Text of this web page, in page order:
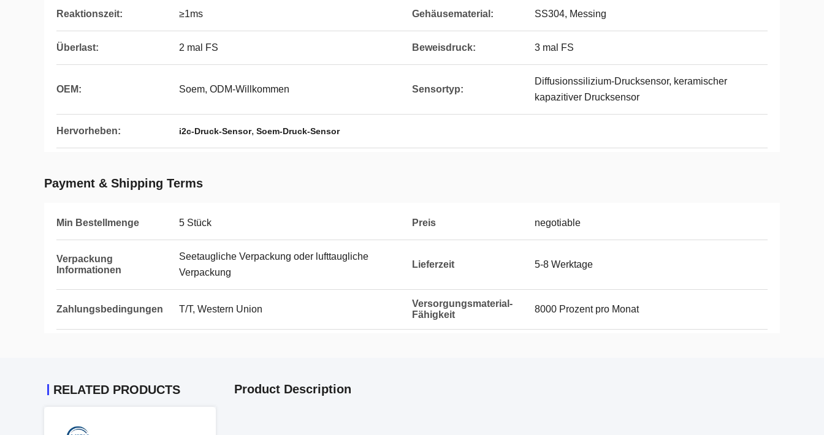
Reaktionszeit: ≥1ms Gehäusematerial: SS304, Messing
Überlast: 2 mal FS Beweisdruck: 3 mal FS
OEM: Soem, ODM-Willkommen Sensortyp:
Diffusionssilizium-Drucksensor, keramischer
kapazitiver Drucksensor
Hervorheben: i2c-Druck-Sensor, Soem-Druck-Sensor
Payment & Shipping Terms
Min Bestellmenge 5 Stück Preis negotiable
Verpackung
Informationen
Seetaugliche Verpackung oder lufttaugliche
Verpackung
Lieferzeit 5-8 Werktage
Zahlungsbedingungen T/T, Western Union
Versorgungsmaterial-
Fähigkeit
8000 Prozent pro Monat
RELATED PRODUCTS Product Description